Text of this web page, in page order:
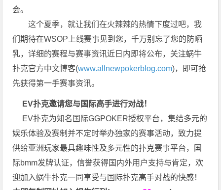
会。
这个夏季，就让我们在火辣辣的热情下度过吧，我
们期待在WSOP上线赛事见到您，千万别忘了您的防晒
乳，详细的赛程与赛事资讯近日内即将公布，关注蜗牛
扑克官方中文博客(www.allnewpokerblog.com)，即可抢
先获得第一手赛事资讯。
EV扑克邀请您与国际高手进行对战！
EV扑克为知名国际GGPOKER授权平台，集结多元的
娱乐体验及赛制并不定时举办独家的赛事活动，致力提
供给亚洲玩家最具趣味性及多元性的扑克赛事平台，国
际bmm发牌认证，信誉获得国内外用户支持与肯定，欢
迎加入蜗牛扑克一同享受与国际扑克高手对战的快感！